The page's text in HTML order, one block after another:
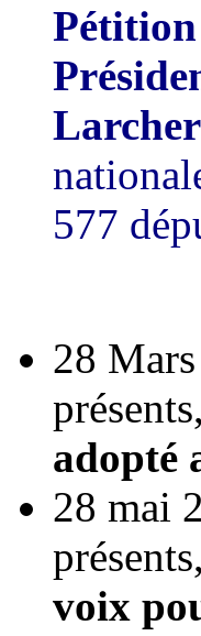
577
28
adopté
28 mai
voix